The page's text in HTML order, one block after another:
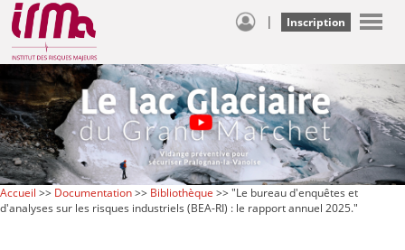
| Inscription
Accueil >> Documentation>> Bibliothèque >> "Le bureau d'enquêtes et
d'analyses sur les risques industriels (BEA-RI) : le rapport annuel 2025."